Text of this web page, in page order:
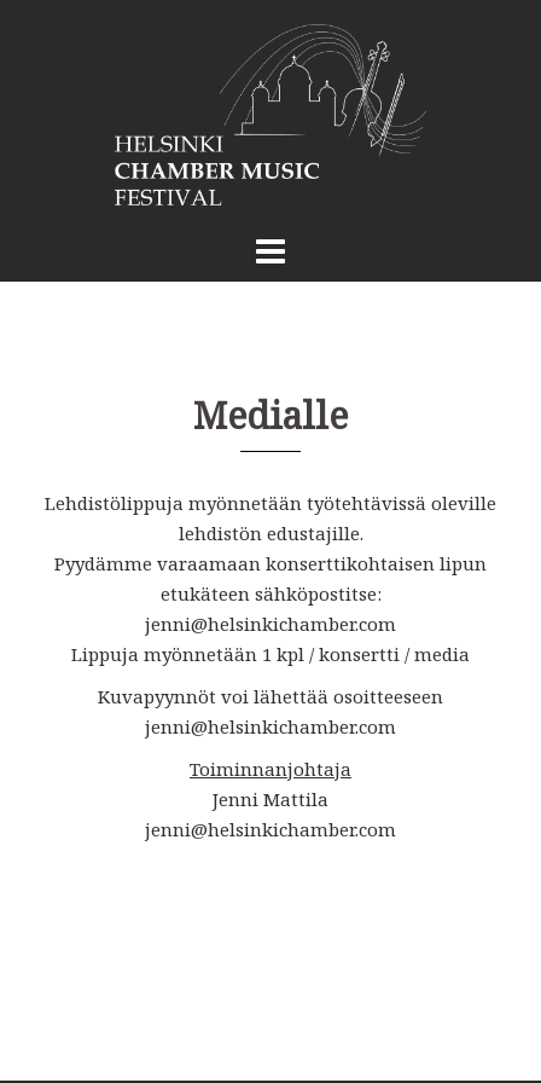
Medialle
Lehdistölippuja myönnetään työtehtävissä oleville
lehdistön edustajille.
Pyydämme varaamaan konserttikohtaisen lipun
etukäteen sähköpostitse:
jenni@helsinkichamber.com
Lippuja myönnetään 1 kpl / konsertti / media
Kuvapyynnöt voi lähettää osoitteeseen
jenni@helsinkichamber.com
Toiminnanjohtaja
Jenni Mattila
jenni@helsinkichamber.com